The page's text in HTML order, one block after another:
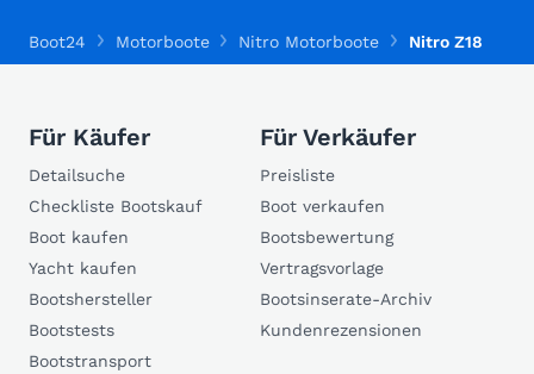
Boot24 Motorboote Nitro Motorboote Nitro Z18
Für Käufer
Detailsuche
Checkliste Bootskauf
Boot kaufen
Yacht kaufen
Bootshersteller
Bootstests
Bootstransport
Für Verkäufer
Preisliste
Boot verkaufen
Bootsbewertung
Vertragsvorlage
Bootsinserate-Archiv
Kundenrezensionen